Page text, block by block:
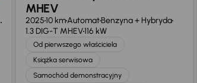
MHEV
202510 kmAutomatBenzyna + Hybryda
1.3 DIG-T MHEV116 kW
Od pierwszego właściciela
Książka serwisowa
Samochód demonstracyjny